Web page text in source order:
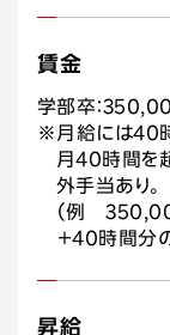
賃金
学部卒：
※月給には40
月40時間を
外手当あり。
（例
＋40時間分
昇給